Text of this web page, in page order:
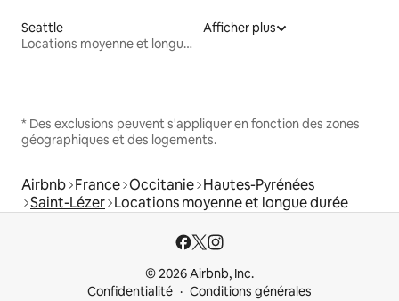
Seattle
Locations moyenne et longue durée
Afficher plus
* Des exclusions peuvent s'appliquer en fonction des zones
géographiques et des logements.
Airbnb France Occitanie Hautes-Pyrénées
Saint-Lézer Locations moyenne et longue durée
© 2026 Airbnb, Inc.
Confidentialité
Conditions générales